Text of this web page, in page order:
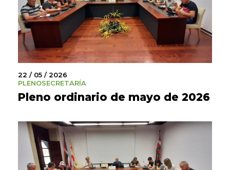
22 / 05 / 2026
PLENOSECRETARÍA
Pleno ordinario de mayo de 2026